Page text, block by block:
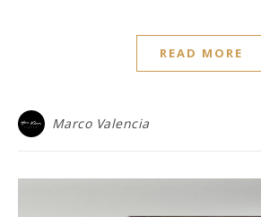
READ MORE
Marco Valencia